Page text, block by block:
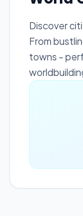
Discover
From
towns -